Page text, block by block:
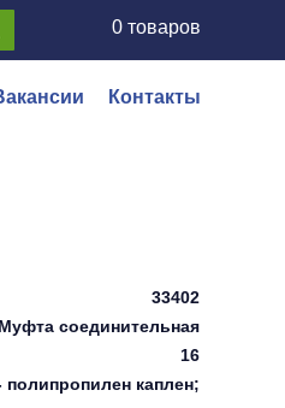
0 товаров
Контакты
33402
Муфта соединительная
16
полипропилен каплен;